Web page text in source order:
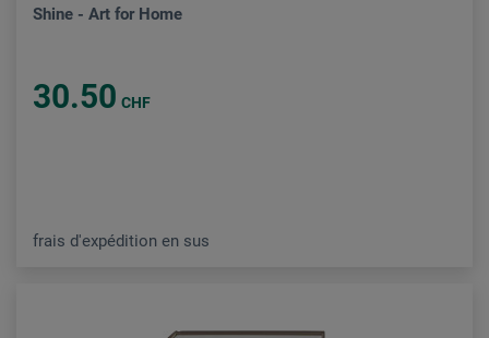
Shine - Art for Home
30.50 CHF
frais d'expédition en sus